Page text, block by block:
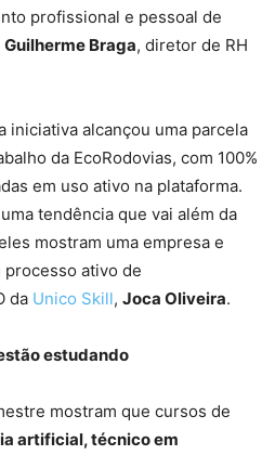
profissional e pessoal de
Guilherme Braga, diretor de RH
iniciativa alcançou uma parcela
da EcoRodovias, com 100%
em uso ativo na plataforma.
tendência que vai além da
mostram uma empresa e
processo ativo de
da Unico Skill, Joca Oliveira.
estudando
mostram que cursos de
artificial, técnico em